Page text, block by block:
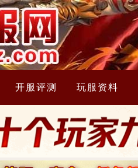
开服评测 玩服资料